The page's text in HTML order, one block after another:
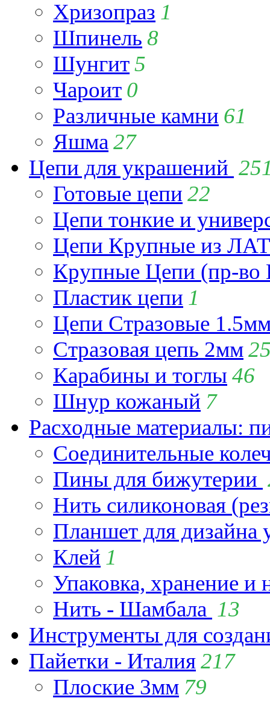
Хризопраз 1
Шпинель 8
Шунгит5
Чароит 0
Различные камни 61
Яшма 27
Цепи для украшений
Готовые цепи 22
Цепи тонкие и
Цепи Крупные из
Крупные Цепи (пр-во
Пластик цепи 1
Цепи Стразовые
Стразовая цепь 2мм
Карабины и тоглы 46
Шнур кожаный 7
Расходные материалы:
Соединительные
Пины для бижутерии
Нить силиконовая
Планшет для
Клей 1
Упаковка, хранение и
Нить - Шамбала 13
Инструменты для
Пайетки - Италия217
Плоские 3мм 79